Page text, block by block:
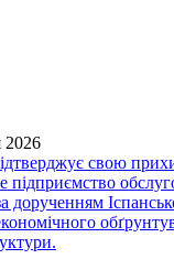
2026
свою
підприємство
дорученням